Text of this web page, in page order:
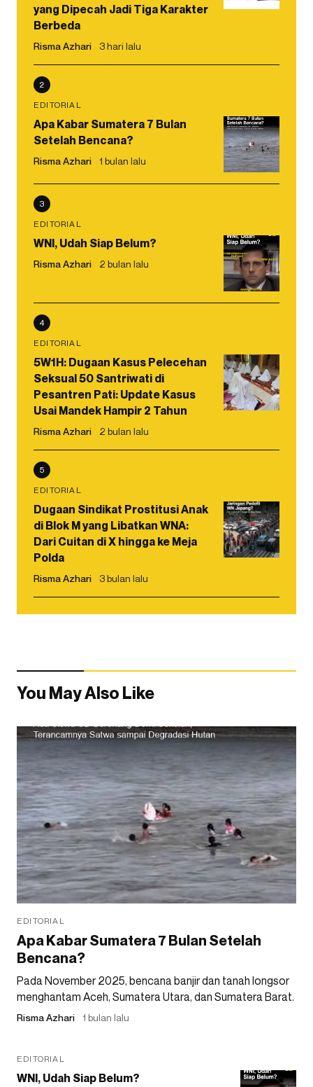
yang Dipecah Jadi Tiga Karakter
Berbeda
Risma Azhari 3 hari lalu
2
EDITORIAL
Apa Kabar Sumatera 7 Bulan
Setelah Bencana?
Risma Azhari 1 bulan lalu
3
EDITORIAL
WNI, Udah Siap Belum?
Risma Azhari 2 bulan lalu
4
EDITORIAL
5W1H: Dugaan Kasus Pelecehan
Seksual 50 Santriwati di
Pesantren Pati: Update Kasus
Usai Mandek Hampir 2 Tahun
Risma Azhari 2 bulan lalu
5
EDITORIAL
Dugaan Sindikat Prostitusi Anak
di Blok M yang Libatkan WNA:
Dari Cuitan di X hingga ke Meja
Polda
Risma Azhari 3 bulan lalu
You May Also Like
EDITORIAL
Apa Kabar Sumatera 7 Bulan Setelah
Bencana?
Pada November 2025, bencana banjir dan tanah longsor
menghantam Aceh, Sumatera Utara, dan Sumatera Barat.
Risma Azhari 1 bulan lalu
EDITORIAL
WNI, Udah Siap Belum?